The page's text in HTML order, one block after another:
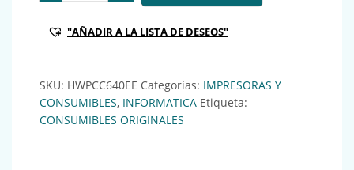
"AÑADIR A LA LISTA DE DESEOS"
SKU: HWPCC640EE Categorías: IMPRESORAS Y
CONSUMIBLES, INFORMATICA Etiqueta:
CONSUMIBLES ORIGINALES